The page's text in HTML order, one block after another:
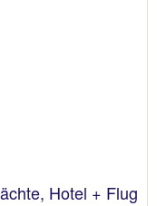
Hotel + Flug